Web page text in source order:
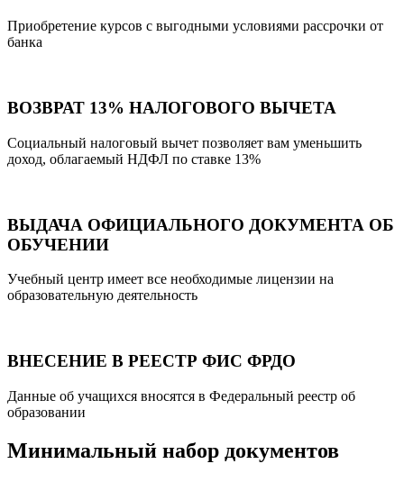
Приобретение курсов с выгодными условиями рассрочки от
банка
ВОЗВРАТ 13% НАЛОГОВОГО ВЫЧЕТА
Социальный налоговый вычет позволяет вам уменьшить
доход, облагаемый НДФЛ по ставке 13%
ВЫДАЧА ОФИЦИАЛЬНОГО ДОКУМЕНТА ОБ
ОБУЧЕНИИ
Учебный центр имеет все необходимые лицензии на
образовательную деятельность
ВНЕСЕНИЕ В РЕЕСТР ФИС ФРДО
Данные об учащихся вносятся в Федеральный реестр об
образовании
Минимальный набор документов